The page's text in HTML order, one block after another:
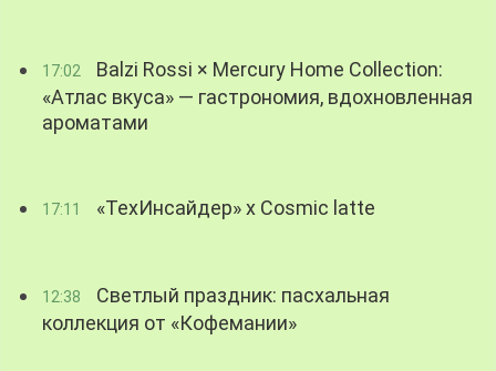
17:02
Balzi Rossi × Mercury Home Collection:
«Атлас вкуса» — гастрономия, вдохновленная
ароматами
17:11 «ТехИнсайдер» х Cosmic latte
12:38
Светлый праздник: пасхальная
коллекция от «Кофемании»